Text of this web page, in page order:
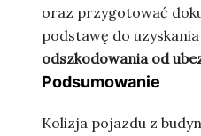
oraz przygotować
podstawę do uzyskania
odszkodowania od
Podsumowanie
Kolizja pojazdu z